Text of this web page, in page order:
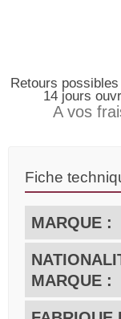
Retours possibles
14 jours
A vos
Fiche
MARQUE :
MARQUE :